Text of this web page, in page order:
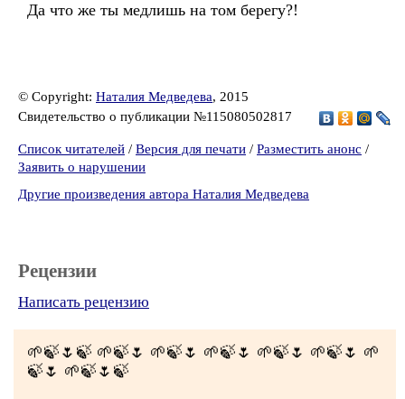
Да что же ты медлишь на том берегу?!
© Copyright: Наталия Медведева, 2015
Свидетельство о публикации №115080502817
Список читателей / Версия для печати / Разместить анонс /
Заявить о нарушении
Другие произведения автора Наталия Медведева
Рецензии
Написать рецензию
🌱🍃🌷🍃 🌱🍃🌷 🌱🍃🌷 🌱🍃🌷 🌱🍃🌷 🌱🍃🌷 🌱
🍃🌷 🌱🍃🌷🍃